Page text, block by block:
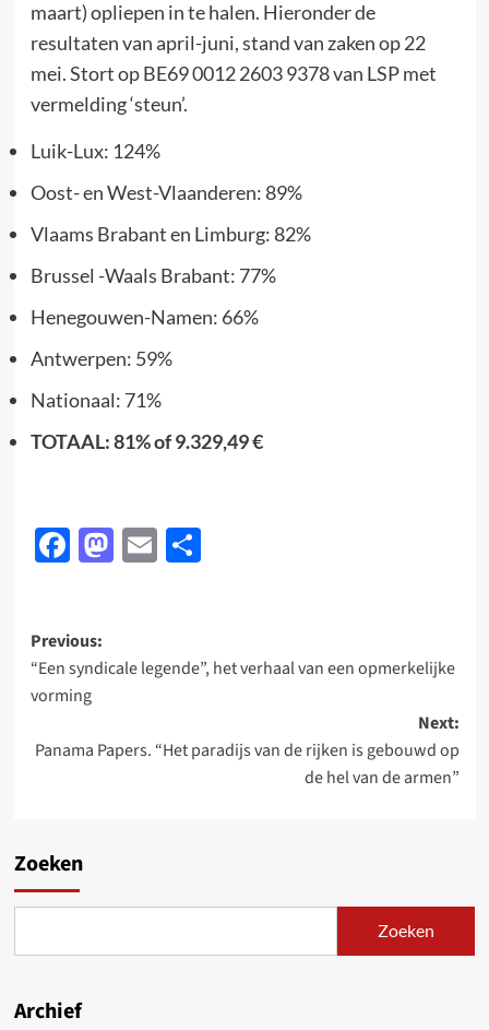
maart) opliepen in te halen. Hieronder de
resultaten van april-juni, stand van zaken op 22
mei. Stort op BE69 0012 2603 9378 van LSP met
vermelding ‘steun’.
Luik-Lux: 124%
Oost- en West-Vlaanderen: 89%
Vlaams Brabant en Limburg: 82%
Brussel -Waals Brabant: 77%
Henegouwen-Namen: 66%
Antwerpen: 59%
Nationaal: 71%
TOTAAL: 81% of 9.329,49 €
Facebook
Mastodon
EmailDelen
Post
navigation
Previous:
“Een syndicale legende”, het verhaal van een opmerkelijke
vorming
Next:
Panama Papers. “Het paradijs van de rijken is gebouwd op
de hel van de armen”
Zoeken
Zoeken
Archief